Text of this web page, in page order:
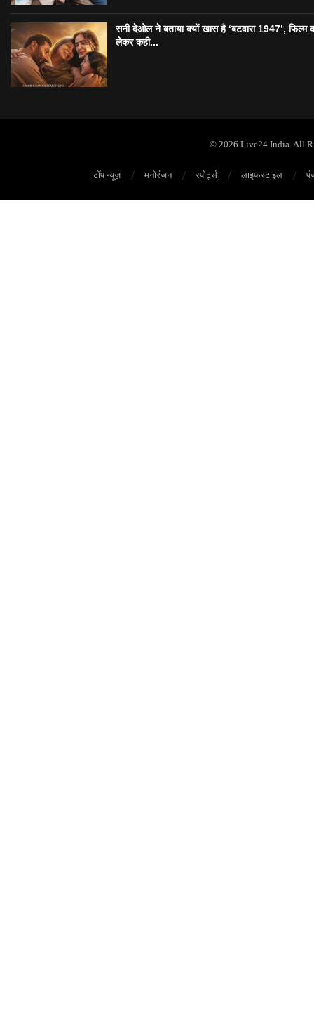
सनी देओल ने बताया क्यों खास है ‘बटवारा 1947’, फिल्म
लेकर कही...
© 2026 Live24 India. All
टॉप न्यूज़ मनोरंजन स्पोर्ट्स लाइफस्टाइल